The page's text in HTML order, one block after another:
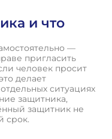
и что
—
пригласить
человек просит
делает
ситуациях
защитника,
защитник не
срок.